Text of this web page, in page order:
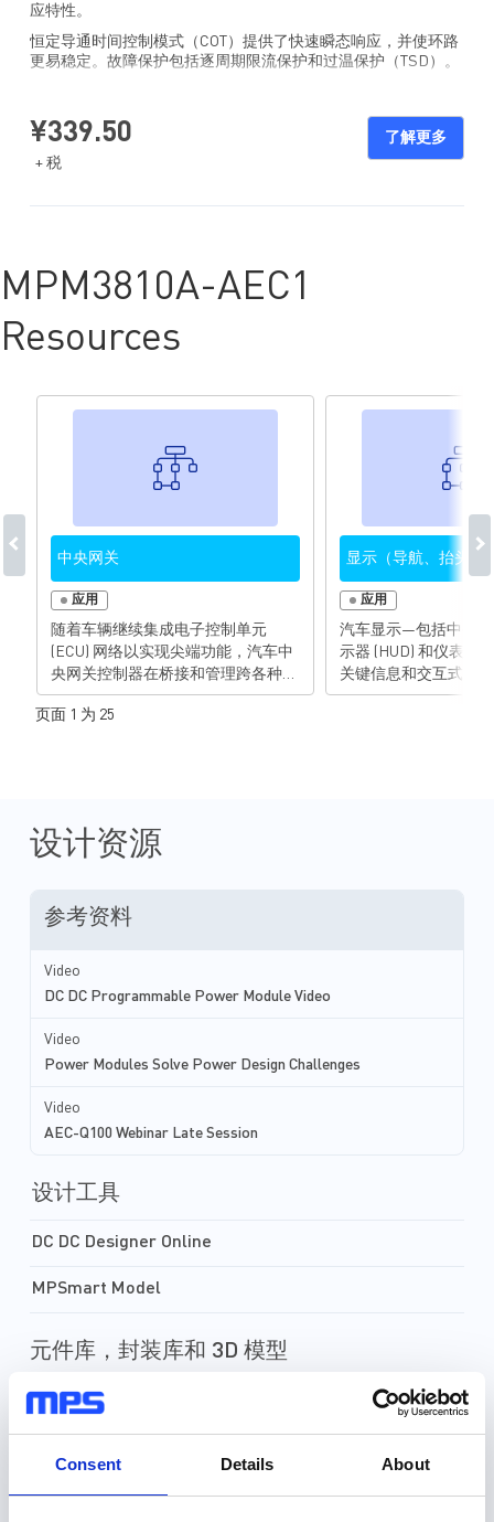
Consent Details About
应特性。
恒定导通时间控制模式（COT）提供了快速瞬态响应，并使环路
更易稳定。故障保护包括逐周期限流保护和过温保护（TSD）。
¥339.50
+ 税
了解更多
MPM3810A-AEC1
Resources
中央网关
应用
随着车辆继续集成电子控制单元
(ECU) 网络以实现尖端功能，汽车中
央网关控制器在桥接和管理跨各种协
议（例如 CAN、FlexRay、LIN、以
太网和 ISO-9141）的数据传输方面
络安全和新兴的物联网 (IoT)、无线软
件更新 (SOTA) 和汽车共享等服务是
网关控制器还需要强大的处理能力和
组合包括电源模块、看门狗定时器、
换器以及 USB 充电端口。 这些组件
同时还符合严格的温度和 EMI 要
可...
显示（导航、抬头显
应用
汽车显示—包括中央
示器 (HUD) 和仪表盘
关键信息和交互式内
示器连接到主机，并
重要的安全标准。 MPS 高效、可扩
页面 1 为 25
设计资源
参考资料
Video
DC DC Programmable Power Module Video
Video
Power Modules Solve Power Design Challenges
Video
AEC-Q100 Webinar Late Session
设计工具
DC DC Designer Online
MPSmart Model
元件库，封装库和 3D 模型
30种以上格式
元件库 (36)